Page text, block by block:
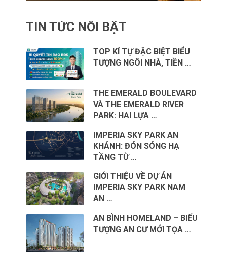
TIN TỨC NỔI BẬT
TOP KÍ TỰ ĐẶC BIỆT BIỂU
TƯỢNG NGÔI NHÀ, TIỀN …
THE EMERALD BOULEVARD
VÀ THE EMERALD RIVER
PARK: HAI LỰA …
IMPERIA SKY PARK AN
KHÁNH: ĐÓN SÓNG HẠ
TẦNG TỪ …
GIỚI THIỆU VỀ DỰ ÁN
IMPERIA SKY PARK NAM
AN …
AN BÌNH HOMELAND – BIỂU
TƯỢNG AN CƯ MỚI TỌA …